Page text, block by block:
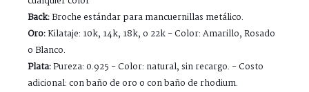
Back:Broche estándar para mancuernillas metálico.
Oro:Kilataje: 10k, 14k, 18k, o 22k - Color: Amarillo, Rosado
o Blanco.
Plata:Pureza: 0.925 - Color: natural, sin recargo. - Costo
adicional: con baño de oro o con baño de rhodium.